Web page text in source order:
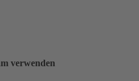
verwenden